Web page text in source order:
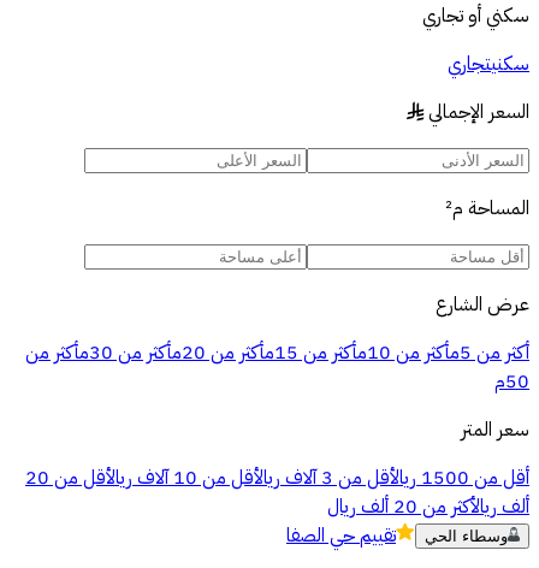
سكني أو تجاري
سكنيتجاري
السعر الإجمالي §
المساحة م²
عرض الشارع
أكثر من 5م
أكثر من 10م أكثر من 15م أكثر من 20م أكثر من 30م
أكثر من
50م
سعر المتر
أقل من 1500 ريال
أقل من 3 آلاف ريال أقل من 10 آلاف ريال
أقل من 20
ألف ريالأكثر من 20 ألف ريال
وسطاء الحي تقييمحي الصفا